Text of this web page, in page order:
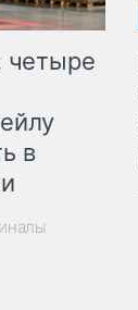
четыре
в